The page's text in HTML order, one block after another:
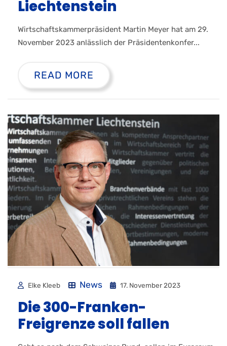
Liechtenstein
Wirtschaftskammerpräsident Martin Meyer hat am 29.
November 2023 anlässlich der Präsidentenkonfer...
READ MORE
Elke Kleeb News 17. November 2023
Die 300-Franken-
Freigrenze soll fallen